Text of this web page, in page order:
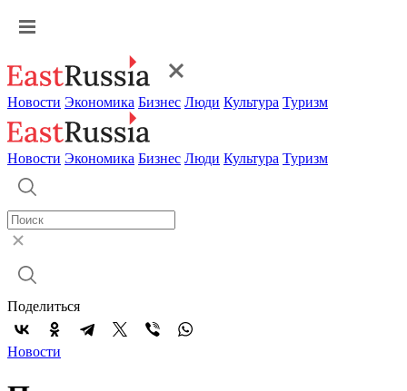
Новости Экономика Бизнес Люди Культура Туризм
Новости Экономика Бизнес Люди Культура Туризм
Поделиться
Новости